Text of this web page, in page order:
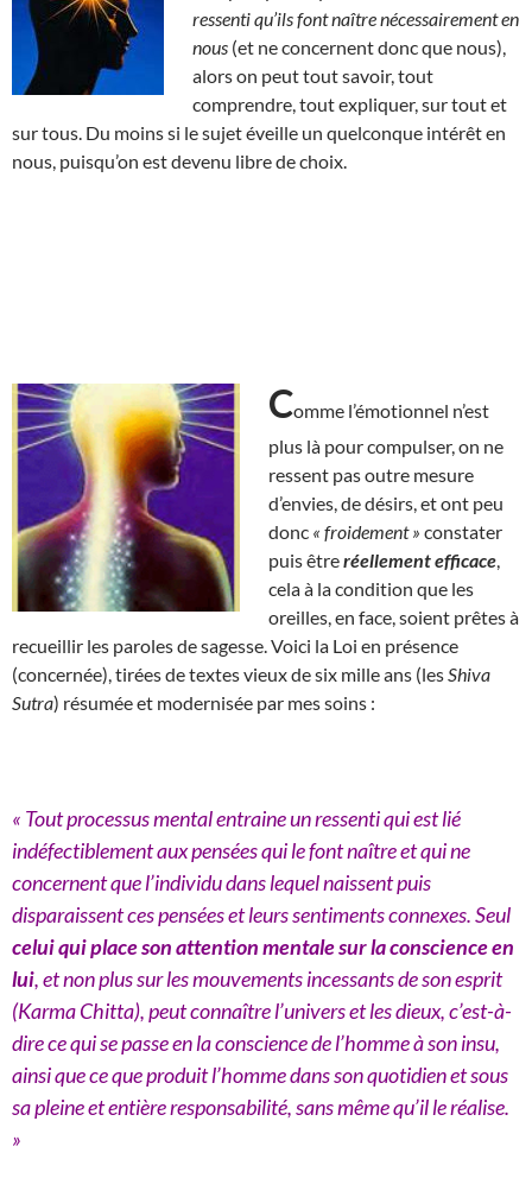
ressenti qu’ils font naître nécessairement en
nous (et ne concernent donc que nous),
alors on peut tout savoir, tout
comprendre, tout expliquer, sur tout et
sur tous. Du moins si le sujet éveille un quelconque intérêt en
nous, puisqu’on est devenu libre de choix.
Comme l’émotionnel n’est
plus là pour compulser, on ne
ressent pas outre mesure
d’envies, de désirs, et ont peu
donc « froidement » constater
puis êtreréellement efficace
cela à la condition que les
oreilles, en face, soient prêtes à
recueillir les paroles de sagesse. Voici la Loi en présence
(concernée), tirées de textes vieux de six mille ans (les Shiva
Sutra) résumée et modernisée par mes soins :
« Tout processus mental entraine un ressenti qui est lié
indéfectiblement aux pensées qui le font naître et qui ne
concernent que l’individu dans lequel naissent puis
disparaissent ces pensées et leurs sentiments connexes. Seul
celui qui place son attention mentale sur la conscience en
lui, et non plus sur les mouvements incessants de son esprit
(Karma Chitta), peut connaître l’univers et les dieux, c’est-à-
dire ce qui se passe en la conscience de l’homme à son insu,
ainsi que ce que produit l’homme dans son quotidien et sous
sa pleine et entière responsabilité, sans même qu’il le réalise.
»